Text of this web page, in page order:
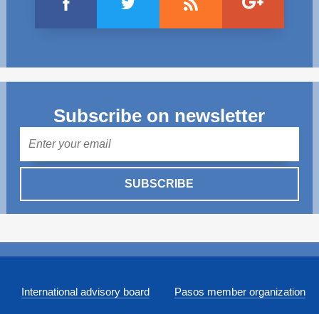
Subscribe on newsletter
SUBSCRIBE
International advisory board Pasos member organization